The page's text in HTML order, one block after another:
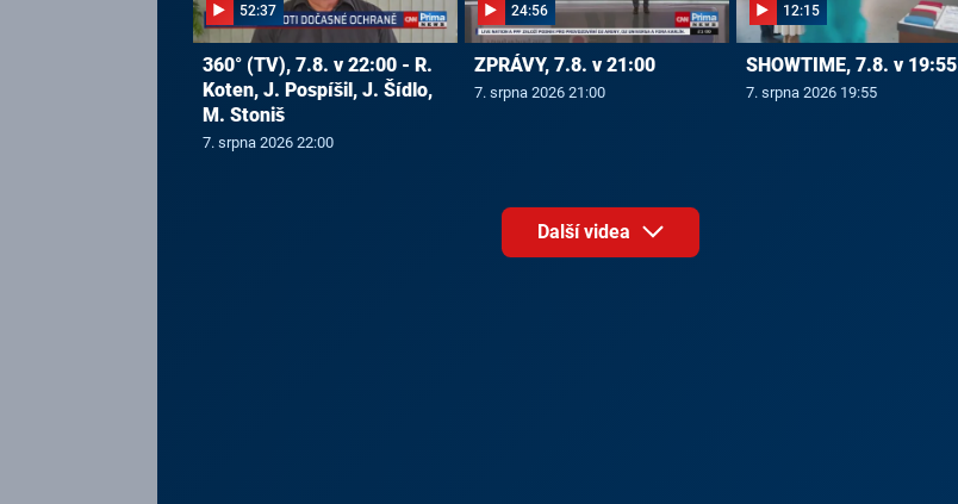
52:37
360° (TV), 7.8. v 22:00 - R.
Koten, J. Pospíšil, J. Šídlo,
M. Stoniš
7. srpna 2026 22:00
24:56
ZPRÁVY, 7.8. v 21:00
7. srpna 2026 21:00
12:15
SHOWTIME, 7.8. v 19:55
7. srpna 2026 19:55
Další videa